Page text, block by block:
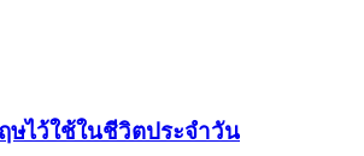
ษไว้ใช้ในชีวิตประจำวัน